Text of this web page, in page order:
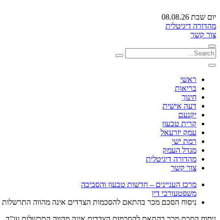
יום שבת 08.08.26
מהדורה דיגיטלית
צור קשר
ראשי
בריאות
חינוך
דעה אישית
יקנעם
קרית טבעון
עמק יזרעאל
רמת ישי
מגדל העמק
מהדורה דיגיטלית
צור קשר
מרכז העניינים – חדשות טבעון והסביבה
משפטעורכי דין
ניסוח הסכם מכר בהתאם להסכמות הצדדים אינה מהווה התרשלות